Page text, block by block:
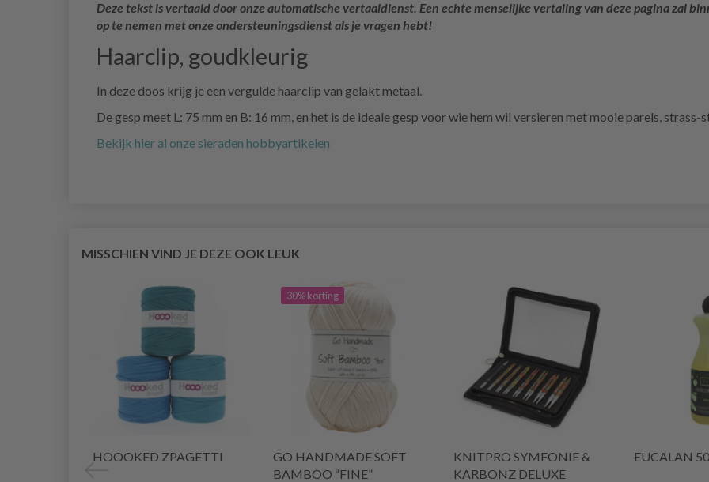
Deze tekst is vertaald door onze automatische vertaaldienst. Een echte menselijke vertaling van deze pagina zal
op te nemen met onze ondersteuningsdienst als je vragen hebt!
Haarclip, goudkleurig
In deze doos krijg je een vergulde haarclip van gelakt metaal.
De gesp meet L: 75 mm en B: 16 mm, en het is de ideale gesp voor wie hem wil versieren met mooie parels, strass-
Bekijk hier al onze sieraden hobbyartikelen
MISSCHIEN VIND JE DEZE OOK LEUK
HOOOKED ZPAGETTI
30% korting
GO HANDMADE SOFT
BAMBOO “FINE”
KNITPRO SYMFONIE &
KARBONZ DELUXE
EUCALAN